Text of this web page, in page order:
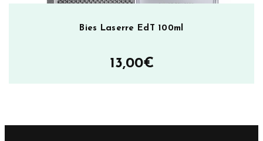
Bies Laserre EdT 100ml
13,00€